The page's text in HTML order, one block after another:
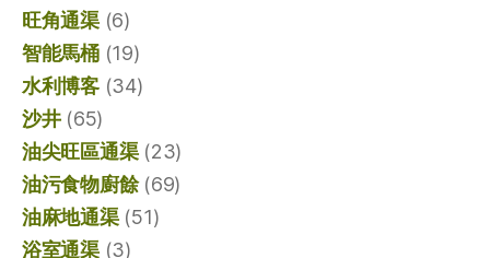
旺角通渠(6)
智能馬桶(19)
水利博客(34)
沙井(65)
油尖旺區通渠(23)
油污食物廚餘(69)
油麻地通渠(51)
浴室通渠(3)